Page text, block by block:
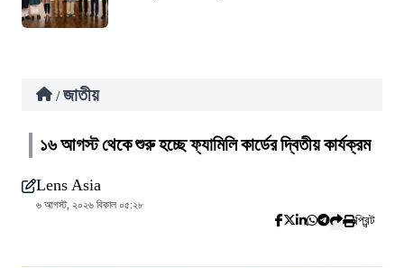
/ জাতীয়
১৬ আগস্ট থেকে শুরু হচ্ছে ফ্যামিলি কার্ডের দ্বিতীয় কার্যক্রম
Lens Asia
৬ আগস্ট, ২০২৬ বিকাল ০৫:২৮
প্রিন্ট